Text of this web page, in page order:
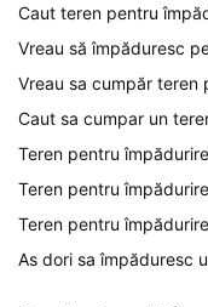
Caut teren pentru
Vreau să împăduresc
Vreau sa cumpăr teren
Caut sa cumpar un
Teren pentru
Teren pentru
Teren pentru
As dori sa împăduresc